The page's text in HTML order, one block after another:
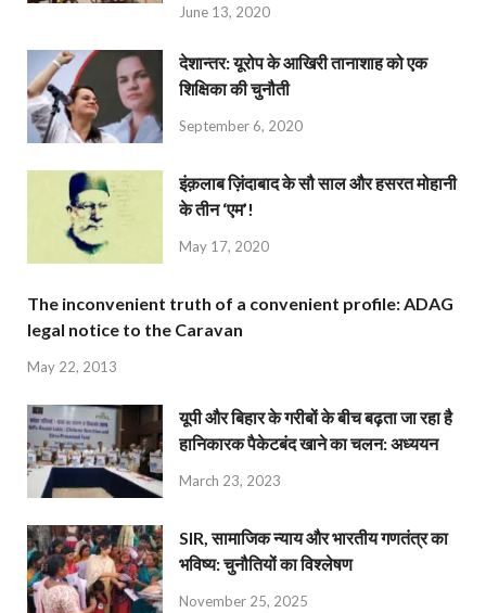
June 13, 2020
देशान्‍तर: यूरोप के आखिरी तानाशाह को एक
शिक्षिका की चुनौती
September 6, 2020
इंक़लाब ज़िंदाबाद के सौ साल और हसरत मोहानी
के तीन ‘एम’!
May 17, 2020
The inconvenient truth of a convenient profile: ADAG
legal notice to the Caravan
May 22, 2013
यूपी और बिहार के गरीबों के बीच बढ़ता जा रहा है
हानिकारक पैकेटबंद खाने का चलन: अध्ययन
March 23, 2023
SIR, सामाजिक न्याय और भारतीय गणतंत्र का
भविष्य: चुनौतियों का विश्लेषण
November 25, 2025